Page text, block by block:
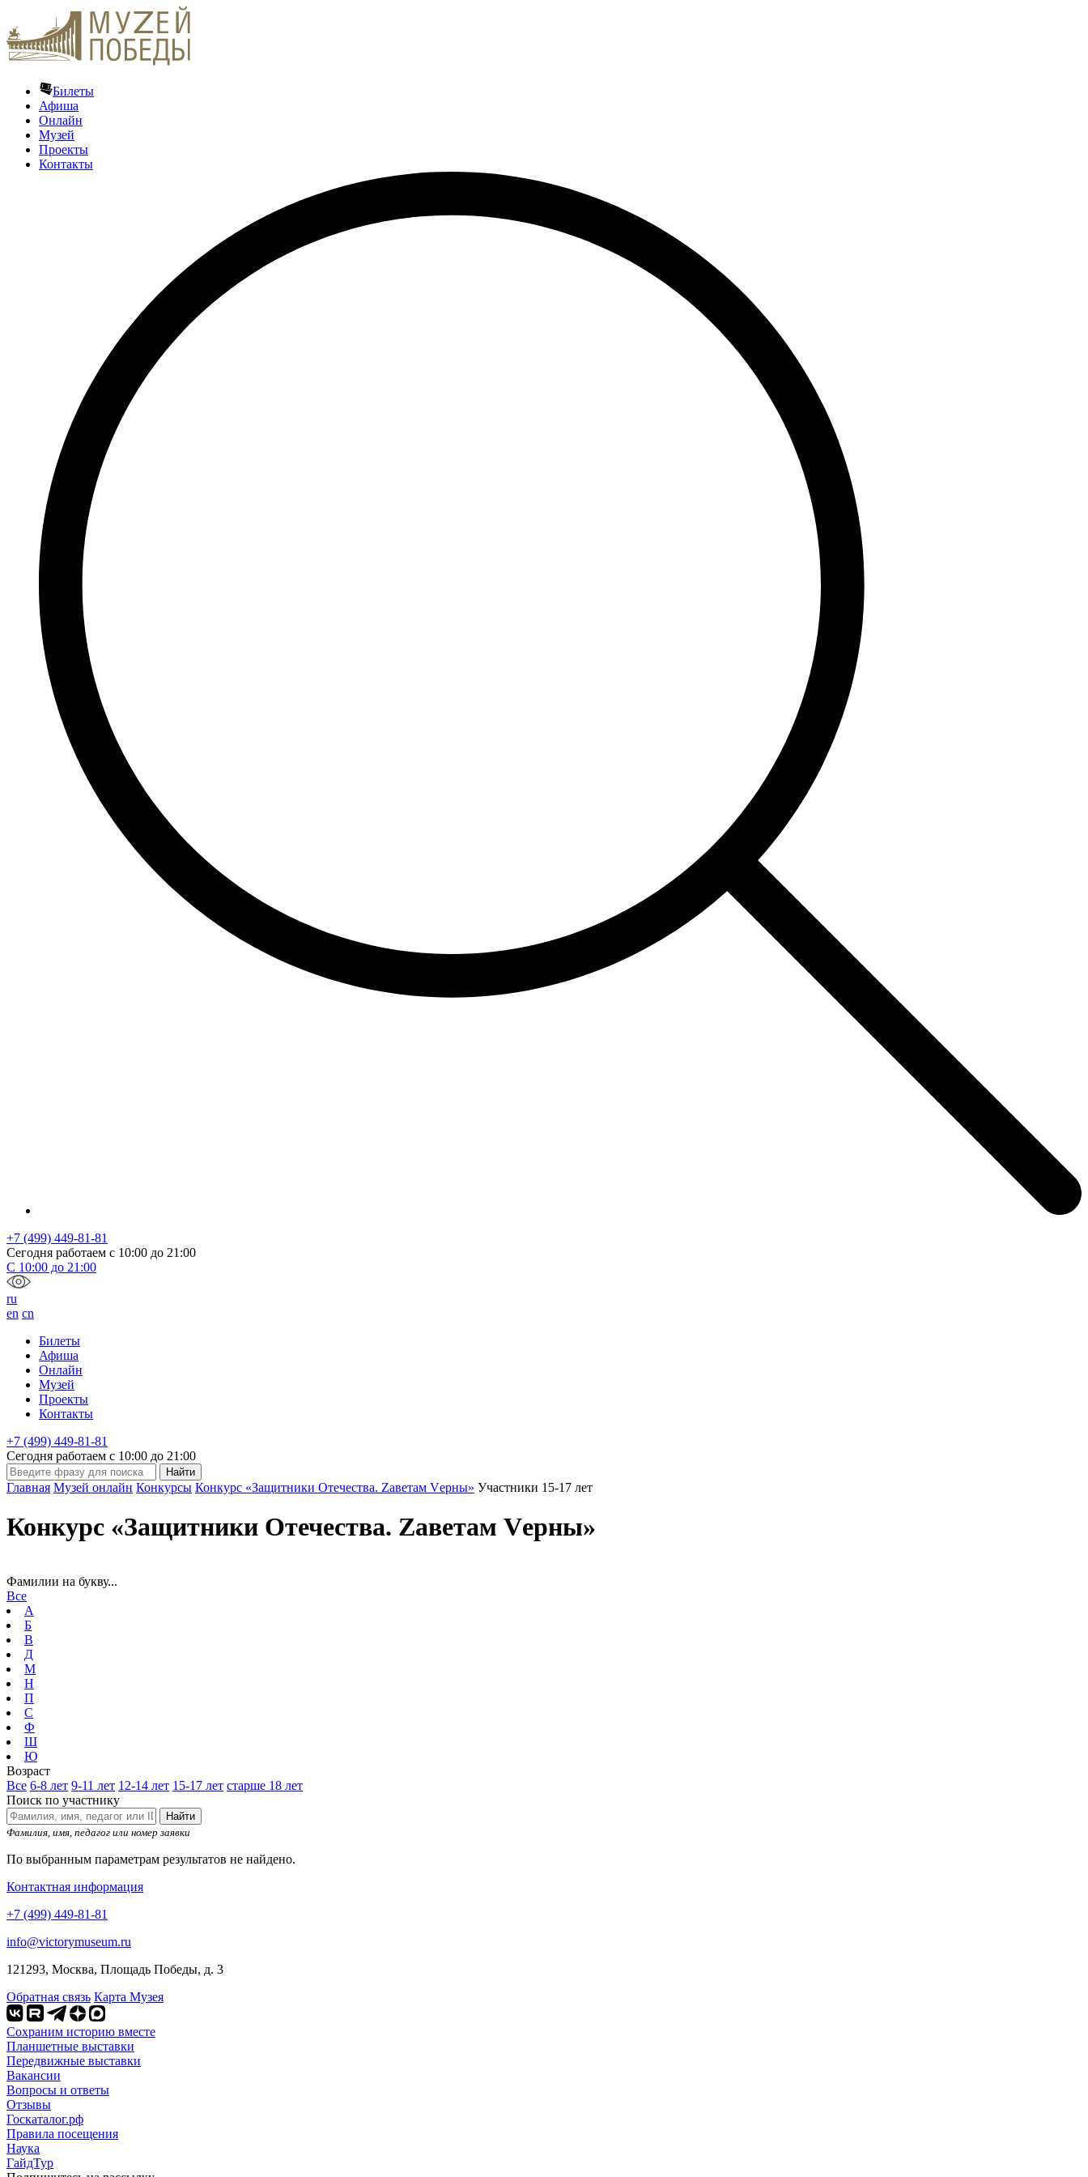
Билеты
Афиша
Онлайн
Музей
Проекты
Контакты
+7 (499) 449-81-81
Сегодня работаем с 10:00 до 21:00
С 10:00 до 21:00
ru
en cn
Билеты
Афиша
Онлайн
Музей
Проекты
Контакты
+7 (499) 449-81-81
Сегодня работаем с 10:00 до 21:00
Главная Музей онлайн Конкурсы Конкурс «Защитники Отечества. Zаветам Vерны» Участники 15-17 лет
Конкурс «Защитники Отечества. Zаветам Vерны»
Фамилии на букву...
Все
А
Б
В
Д
М
Н
П
С
Ф
Ш
Ю
Возраст
Все 6-8 лет 9-11 лет 12-14 лет 15-17 лет старше 18 лет
Поиск по участнику
Найти
Фамилия, имя, педагог или номер заявки
По выбранным параметрам результатов не найдено.
Контактная информация
+7 (499) 449-81-81
info@victorymuseum.ru
121293, Москва, Площадь Победы, д. 3
Обратная связь Карта Музея
Сохраним историю вместе
Планшетные выставки
Передвижные выставки
Вакансии
Вопросы и ответы
Отзывы
Госкаталог.рф
Правила посещения
Наука
ГайдТур